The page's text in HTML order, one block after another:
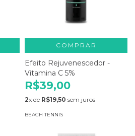
COMPRAR
Efeito Rejuvenescedor -
Vitamina C 5%
R$39,00
2x de R$19,50 sem juros
BEACH TENNIS